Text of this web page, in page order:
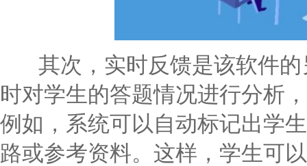
其次，实时反馈是该软件的
时对学生的答题情况进行分析
例如，系统可以自动标记出学
路或参考资料。这样，学生可